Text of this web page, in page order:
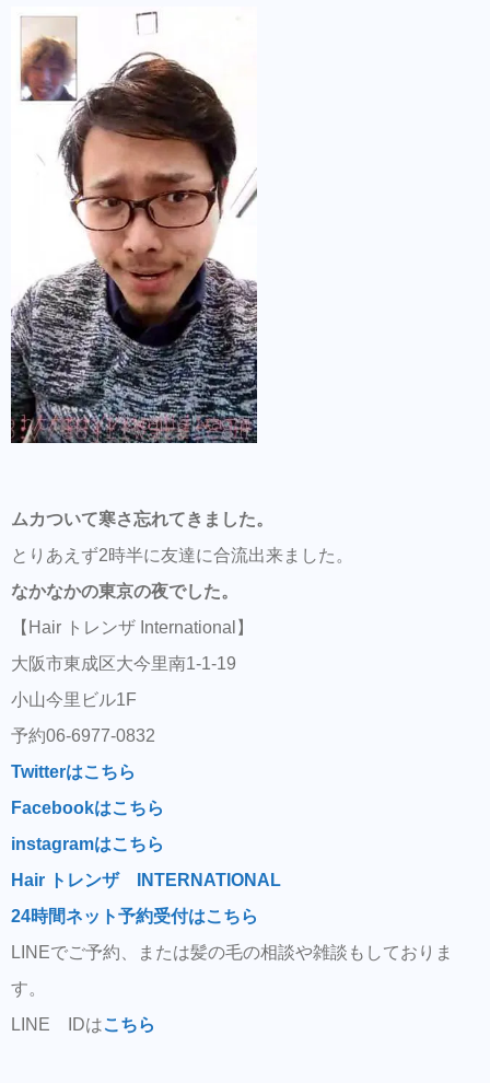
ムカついて寒さ忘れてきました。
とりあえず2時半に友達に合流出来ました。
なかなかの東京の夜でした。
【Hair トレンザ International】
大阪市東成区大今里南1-1-19
小山今里ビル1F
予約06-6977-0832
Twitterはこちら
Facebookはこちら
instagramはこちら
Hair トレンザ INTERNATIONAL
24時間ネット予約受付はこちら
LINEでご予約、または髪の毛の相談や雑談もしておりま
す。
LINE IDはこちら